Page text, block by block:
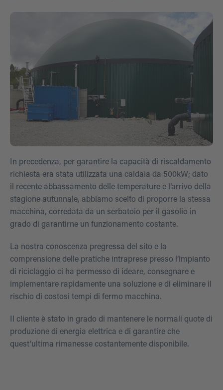
In precedenza, per garantire la capacità di riscaldamento
richiesta era stata utilizzata una caldaia da 500kW; dato
il recente abbassamento delle temperature e l’arrivo della
stagione autunnale, abbiamo scelto di proporre la stessa
macchina, corredata da un serbatoio per il gasolio in
grado di garantirne un funzionamento costante.
La nostra conoscenza pregressa del sito e la
comprensione delle pratiche intraprese presso l’impianto
di riciclaggio ci ha permesso di ideare, consegnare e
implementare rapidamente una soluzione e di eliminare il
rischio di costosi tempi di fermo macchina.
Il cliente è stato in grado di mantenere le normali quote di
produzione di energia elettrica e di garantire che
quest’ultima rimanesse costantemente disponibile.